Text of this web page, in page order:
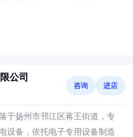
公司
咨询 进店
于扬州市邗江区蒋王街道，专
设备，依托电子专用设备制造